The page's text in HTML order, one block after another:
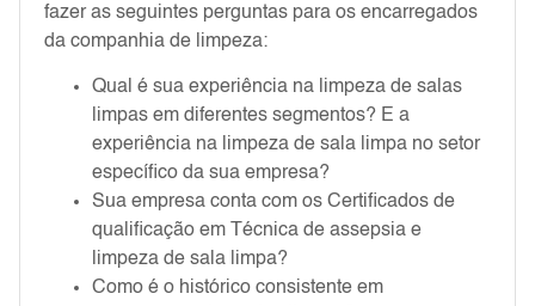
fazer as seguintes perguntas para os encarregados
da companhia de limpeza:
Qual é sua experiência na limpeza de salas
limpas em diferentes segmentos? E a
experiência na limpeza de sala limpa no setor
específico da sua empresa?
Sua empresa conta com os Certificados de
qualificação em Técnica de assepsia e
limpeza de sala limpa?
Como é o histórico consistente em